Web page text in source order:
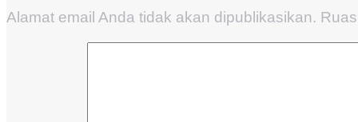
Alamat email Anda tidak akan dipublikasikan.